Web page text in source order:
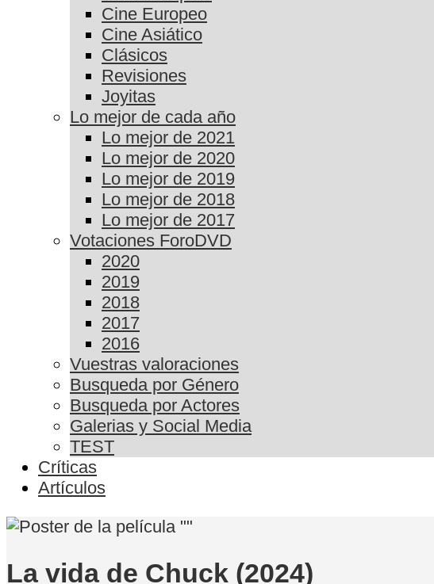
Cine Europeo
Cine Asiático
Clásicos
Revisiones
Joyitas
Lo mejor de cada año
Lo mejor de 2021
Lo mejor de 2020
Lo mejor de 2019
Lo mejor de 2018
Lo mejor de 2017
Votaciones ForoDVD
2020
2019
2018
2017
2016
Vuestras valoraciones
Busqueda por Género
Busqueda por Actores
Galerias y Social Media
TEST
Críticas
Artículos
La vida de Chuck (2024)